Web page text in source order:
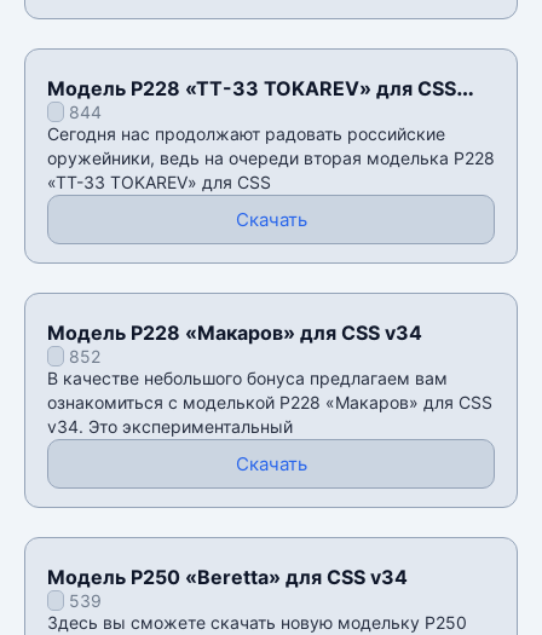
Модель P228 «ТТ-33 TOKAREV» для CSS
v34844
Сегодня нас продолжают радовать российские
оружейники, ведь на очереди вторая моделька P228
«ТТ-33 TOKAREV» для CSS
Скачать
Модель P228 «Макаров» для CSS v34
852
В качестве небольшого бонуса предлагаем вам
ознакомиться с моделькой P228 «Макаров» для CSS
v34. Это экспериментальный
Скачать
Модель P250 «Beretta» для CSS v34
539
Здесь вы сможете скачать новую модельку P250